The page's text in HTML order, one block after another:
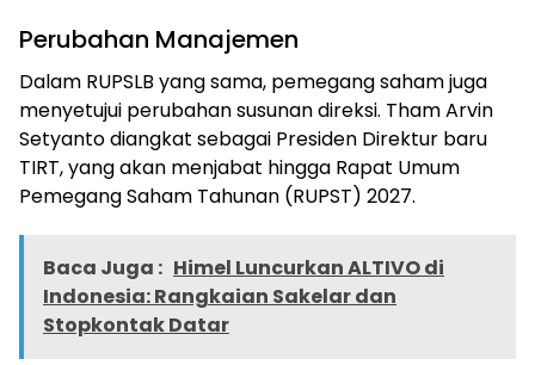
Perubahan Manajemen
Dalam RUPSLB yang sama, pemegang saham juga
menyetujui perubahan susunan direksi. Tham Arvin
Setyanto diangkat sebagai Presiden Direktur baru
TIRT, yang akan menjabat hingga Rapat Umum
Pemegang Saham Tahunan (RUPST) 2027.
Baca Juga : Himel Luncurkan ALTIVO di
Indonesia: Rangkaian Sakelar dan
Stopkontak Datar